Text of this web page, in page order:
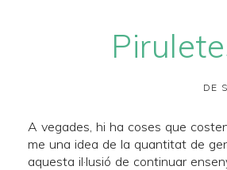
DE
A vegades, hi ha coses que
me una idea de la quantitat de
aquesta il·lusió de continuar